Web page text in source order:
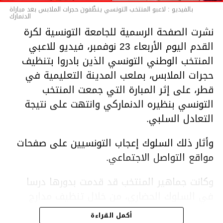
بالفيديو : لاعبو المنتخب التونسي ينظّفون حجرات الملابس بعد مباراة
الدنمارك
نشرت الصفحة الرسمية للجامعة التونسية لكرة
القدم اليوم الأربعاء 23 نوفمبر، فيديو للاعبي
المنتخب الوطني التونسي الذين بادروا بتنظيف
حجرات الملابس، بملعب المدينة التعليمية في
قطر، على إثر المبارة التي جمعت المنتخب
التونسي بنظيره الدنماركي وانتهت على نتيجة
التعادل السلبي.
وأثار ذلك السلوك إعجاب التونسيين على صفحات
مواقع التواصل الاجتماعي.
وكانت جماهير المنتخب قد قدمت بدورها درسا
الملعب في أعقاب المباراة.
أكمل القراءة